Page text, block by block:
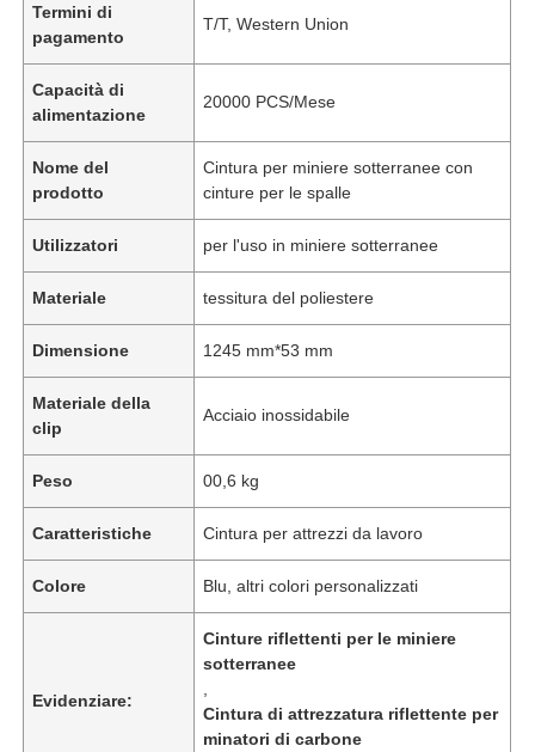
Termini di
pagamento
T/T, Western Union
Capacità di
alimentazione
20000 PCS/Mese
Nome del
prodotto
Cintura per miniere sotterranee con
cinture per le spalle
Utilizzatori per l'uso in miniere sotterranee
Materiale tessitura del poliestere
Dimensione 1245 mm*53 mm
Materiale della
clip
Acciaio inossidabile
Peso 00,6 kg
Caratteristiche Cintura per attrezzi da lavoro
Colore Blu, altri colori personalizzati
Evidenziare:
Cinture riflettenti per le miniere
sotterranee
Cintura di attrezzatura riflettente per
minatori di carbone